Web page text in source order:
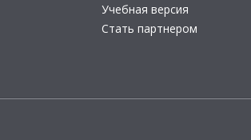
Учебная версия
Стать партнером